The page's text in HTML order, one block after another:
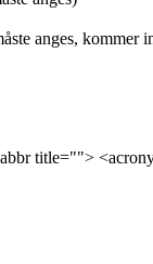
anges, kommer
title="">